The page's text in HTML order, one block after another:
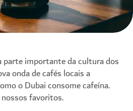
parte importante da cultura dos
onda de cafés locais a
o Dubai consome cafeína.
favoritos.